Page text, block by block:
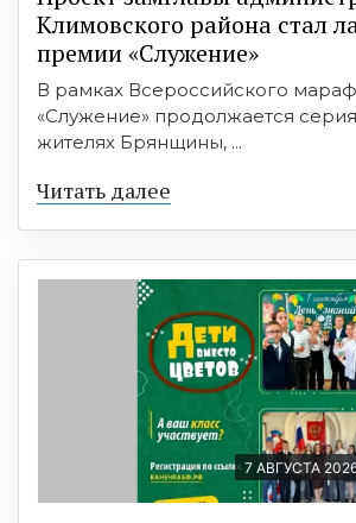
Климовского района стал
премии «Служение»
В рамках Всероссийского
«Служение» продолжается
жителях Брянщины, ...
Читать далее
7 АВГУСТА